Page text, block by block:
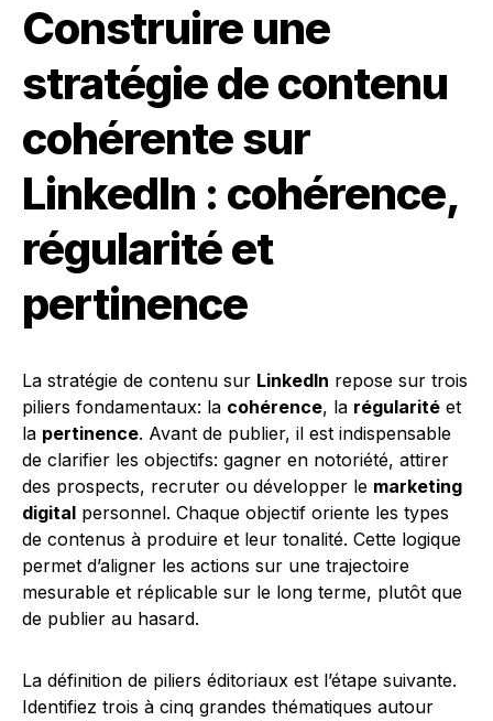
Construire une
stratégie de contenu
cohérente sur
LinkedIn : cohérence,
régularité et
pertinence
La stratégie de contenu sur LinkedIn repose sur trois
piliers fondamentaux: la cohérence, la régularité et
la pertinence. Avant de publier, il est indispensable
de clarifier les objectifs: gagner en notoriété, attirer
des prospects, recruter ou développer le marketing
digital personnel. Chaque objectif oriente les types
de contenus à produire et leur tonalité. Cette logique
permet d’aligner les actions sur une trajectoire
mesurable et réplicable sur le long terme, plutôt que
de publier au hasard.
La définition de piliers éditoriaux est l’étape suivante.
Identifiez trois à cinq grandes thématiques autour